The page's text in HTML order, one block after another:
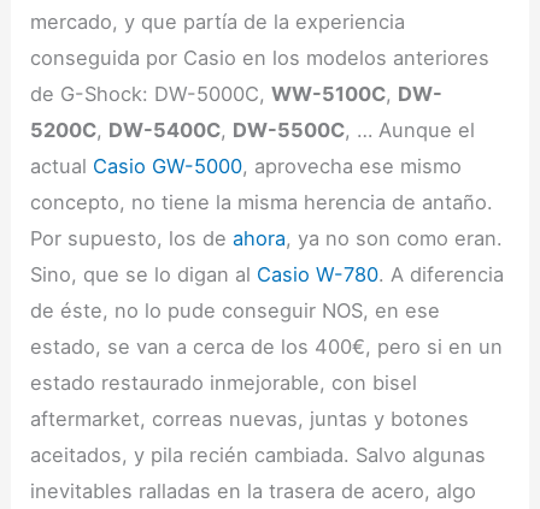
mercado, y que partía de la experiencia
conseguida por Casio en los modelos anteriores
de G-Shock: DW-5000C,WW-5100C, DW-
5200C, DW-5400C, DW-5500C, … Aunque el
actual Casio GW-5000, aprovecha ese mismo
concepto, no tiene la misma herencia de antaño.
Por supuesto, los deahora, ya no son como eran.
Sino, que se lo digan al Casio W-780. A diferencia
de éste, no lo pude conseguir NOS, en ese
estado, se van a cerca de los 400€, pero si en un
estado restaurado inmejorable, con bisel
aftermarket, correas nuevas, juntas y botones
aceitados, y pila recién cambiada. Salvo algunas
inevitables ralladas en la trasera de acero, algo